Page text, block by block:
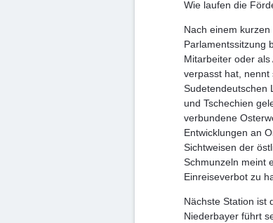
Wie laufen die
Nach einem
Parlamentssitzung
Mitarbeiter oder
verpasst hat, nennt
Sudetendeutschen
und Tschechien
verbundene
Entwicklungen an
Sichtweisen der
Schmunzeln meint
Einreiseverbot zu
Nächste Station ist
Niederbayer führt